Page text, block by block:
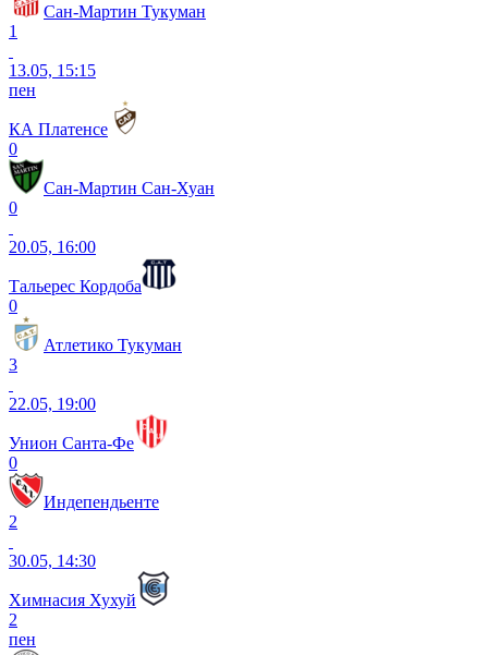
Сан-Мартин Тукуман
1
13.05, 15:15
пен
КА Платенсе
0
Сан-Мартин Сан-Хуан
0
20.05, 16:00
Тальерес Кордоба
0
Атлетико Тукуман
3
22.05, 19:00
Унион Санта-Фе
0
Индепендьенте
2
30.05, 14:30
Химнасия Хухуй
2
пен